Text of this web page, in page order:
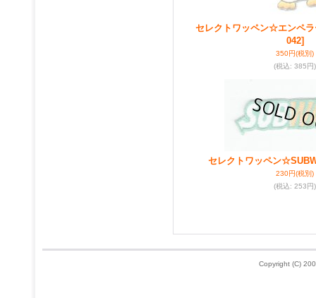
セレクトワッペン☆エンペラ
042]
350円(税別)
(税込: 385円)
セレクトワッペン
230円(税別)
(税込: 253円)
Copyright (C)